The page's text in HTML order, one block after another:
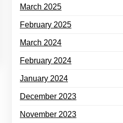
March 2025
February 2025
March 2024
February 2024
January 2024
December 2023
November 2023